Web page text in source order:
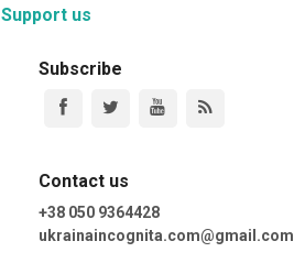
Support us
Subscribe
Contact us
+38 050 9364428
ukrainaincognita.com@gmail.com